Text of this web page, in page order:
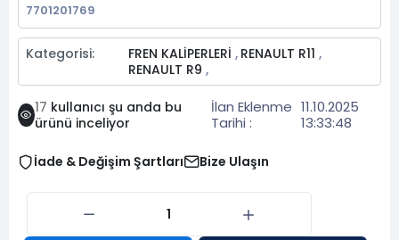
7701201769
Kategorisi: FREN KALİPERLERİ , RENAULT R11 ,
RENAULT R9 ,
17 kullanıcı şu anda bu
ürünü inceliyor
İlan Eklenme
Tarihi :
11.10.2025
13:33:48
İade & Değişim Şartları Bize Ulaşın